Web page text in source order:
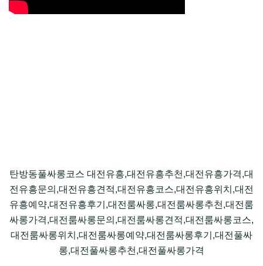
탄방동풀싸롱코스 대전유흥,대전유흥추천,대전유흥가격,대
전유흥문의,대전유흥견적,대전유흥코스,대전유흥위치,대전
유흥예약,대전유흥후기,대전룸싸롱,대전룸싸롱추천,대전룸
싸롱가격,대전룸싸롱문의,대전룸싸롱견적,대전룸싸롱코스,
대전룸싸롱위치,대전룸싸롱예약,대전룸싸롱후기,대전풀싸
롱,대전풀싸롱추천,대전풀싸롱가격